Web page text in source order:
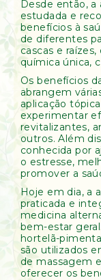
Desde então,
estudada e
benefícios à
de diferentes
cascas e
química única,
Os benefícios
abrangem
aplicação
experimentar
revitalizantes,
outros. Além
conhecida por
o estresse,
promover a
Hoje em dia, a
praticada e
medicina
bem-estar
hortelã-
são utilizados
de massagem
oferecer os